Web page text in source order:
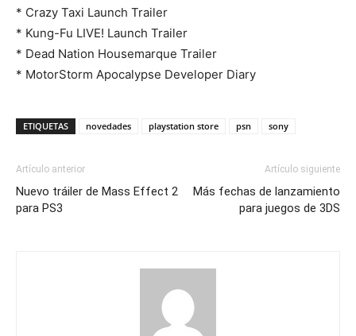
* Crazy Taxi Launch Trailer
* Kung-Fu LIVE! Launch Trailer
* Dead Nation Housemarque Trailer
* MotorStorm Apocalypse Developer Diary
ETIQUETAS novedades playstation store psn sony
Artículo anterior
Nuevo tráiler de Mass Effect 2
para PS3
Artículo siguiente
Más fechas de lanzamiento
para juegos de 3DS